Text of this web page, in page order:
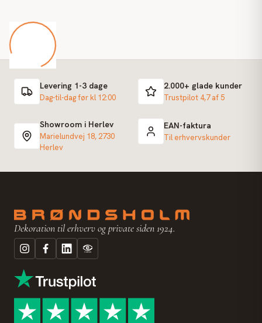
Levering 1-3 dage
Dag-til-dag før kl 12:00
2.000+ glade kunder
Trustpilot 4,7 af 5
Showroom i Herlev
Marielundvej 18, 2730
Herlev
EAN-faktura
Til erhvervskunder
Dekoration til erhverv og private siden 1924.